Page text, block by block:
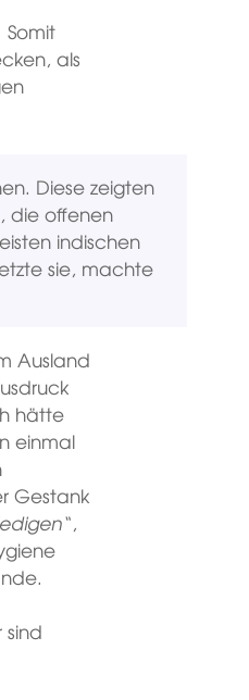
als
Diese zeigten
die offenen
indischen
sie, machte
Ausland
hätte
einmal
Gestank
,